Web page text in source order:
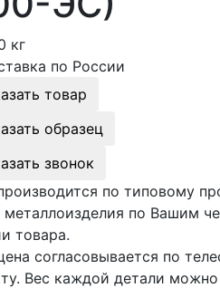
кг
по России
товар
образец
звонок
по типовому
по Вашим
товара.
согласовывается по
Вес каждой детали